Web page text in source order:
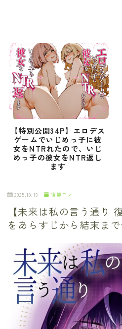
【特別公開34P】エロデス
ゲームでいじめっ子に彼
女をNTRれたので、いじ
めっ子の彼女をNTR返し
ます
2025.10.19 復讐モノ
【未来は私の言う通り
をあらすじから結末ま